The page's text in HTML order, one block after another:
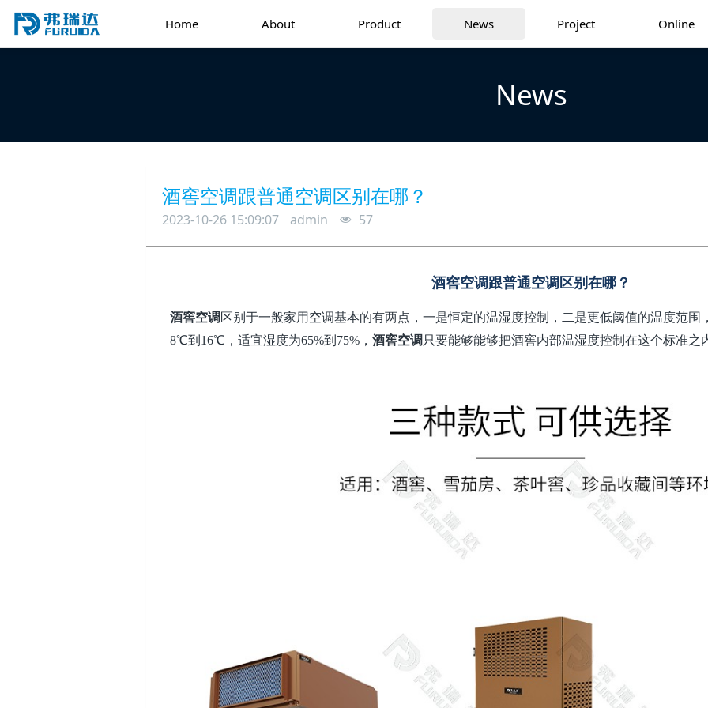
Home About Product News Project Online
News
酒窖空调跟普通空调区别在哪？
2023-10-26 15:09:07 admin 57
酒窖空调跟普通空调区别在哪？
酒窖空调 区别于一般家用空调基本的有两点，一是恒定的温湿度控制，二是更低阈值的温度范围
8℃到 16℃，适宜湿度为65%到 75%， 酒窖空调 只要能够能够把酒窖内部温湿度控制在这个标准之